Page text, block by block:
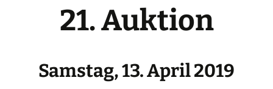
21. Auktion
Samstag, 13. April 2019